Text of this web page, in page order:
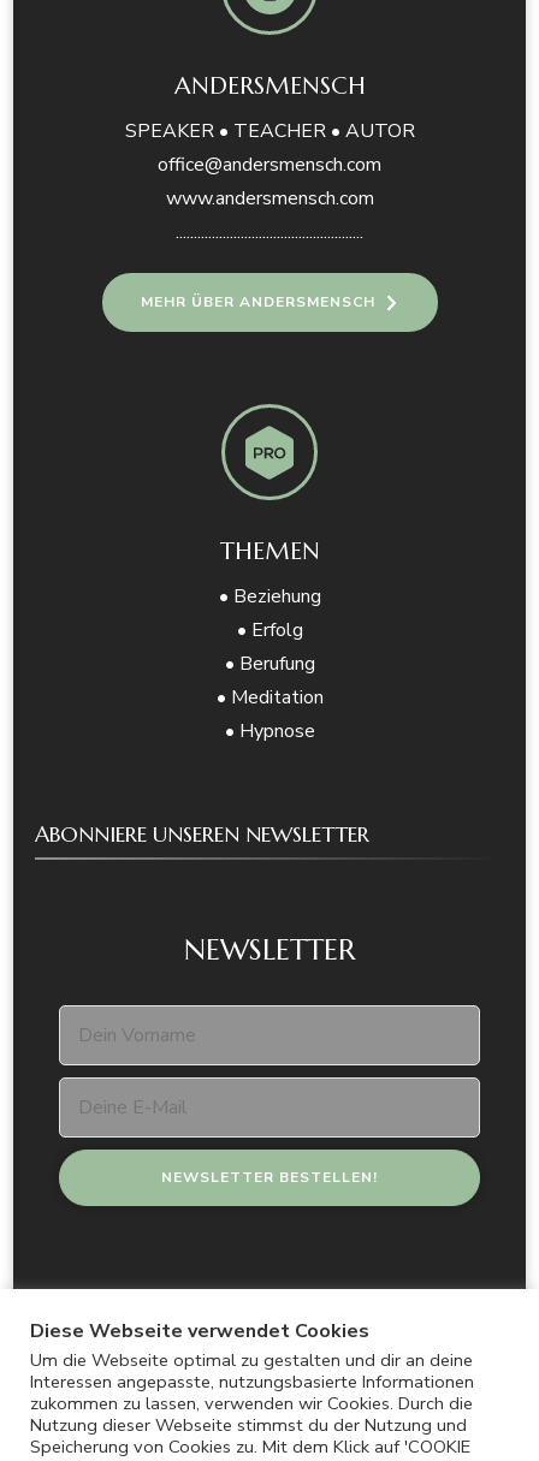
ANDERSMENSCH
SPEAKER • TEACHER • AUTOR
office@andersmensch.com
www.andersmensch.com
....................................................
MEHR ÜBER ANDERSMENSCH
THEMEN
• Beziehung
• Erfolg
• Berufung
• Meditation
• Hypnose
ABONNIERE UNSEREN NEWSLETTER
NEWSLETTER
© Copyright 2026 ANDERSMENSCH. All Rights
Reserved.
DATENSCHUTZ
Diese Webseite verwendet Cookies
Um die Webseite optimal zu gestalten und dir an deine
Interessen angepasste, nutzungsbasierte Informationen
zukommen zu lassen, verwenden wir Cookies. Durch die
Nutzung dieser Webseite stimmst du der Nutzung und
Speicherung von Cookies zu. Mit dem Klick auf 'COOKIE